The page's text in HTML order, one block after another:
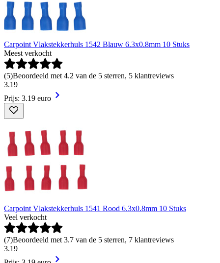
Carpoint Vlakstekkerhuls 1542 Blauw 6.3x0.8mm 10 Stuks
Meest verkocht
(5)Beoordeeld met 4.2 van de 5 sterren, 5 klantreviews
3.19
Prijs: 3.19 euro
Carpoint Vlakstekkerhuls 1541 Rood 6.3x0.8mm 10 Stuks
Veel verkocht
(7)Beoordeeld met 3.7 van de 5 sterren, 7 klantreviews
3.19